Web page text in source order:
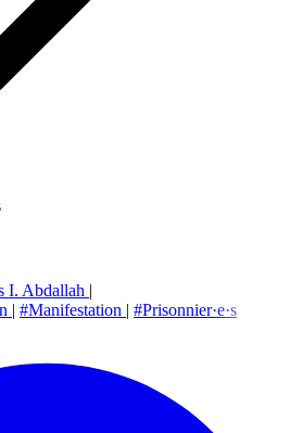
I. Abdallah |
| #Manifestation | #Prisonnier·e·s